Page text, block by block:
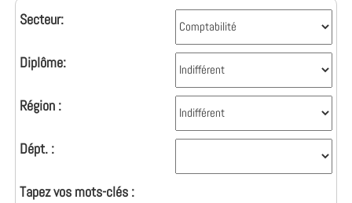
Secteur:
Diplôme:
Région :
Dépt. :
Tapez vos mots-clés :